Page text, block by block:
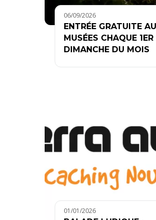
06/09/2026
ENTRÉE GRATUITE
MUSÉES CHAQUE 1ER
DIMANCHE DU MOIS
01/01/2026